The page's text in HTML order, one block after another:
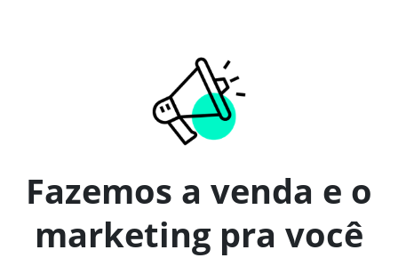
Fazemos a venda e o
marketing pra você